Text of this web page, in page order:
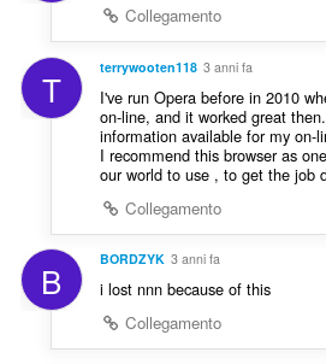
Collegamento
T terrywooten118 3 anni fa
I've run Opera before in 2010
on-line, and it worked great
information available for my on-
I recommend this browser as
our world to use , to get the job
Collegamento
B BORDZYK 3 anni fa
i lost nnn because of this
Collegamento